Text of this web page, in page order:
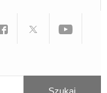
czarnymczarnymżółtym